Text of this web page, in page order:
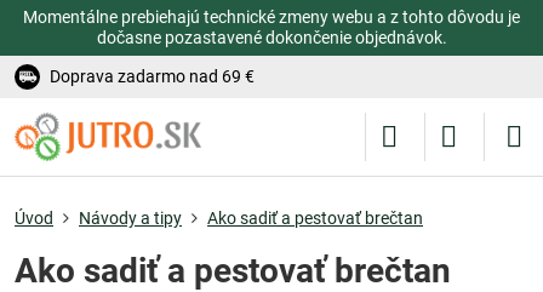
Momentálne prebiehajú technické zmeny webu a z tohto dôvodu je
dočasne pozastavené dokončenie objednávok.
Doprava zadarmo nad 69 €
Úvod Návody a tipy Ako sadiť a pestovať brečtan
Ako sadiť a pestovať brečtan